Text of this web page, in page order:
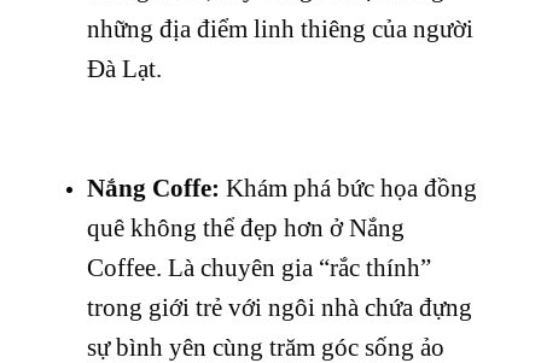
những địa điểm linh thiêng của người
Đà Lạt.
Nắng Coffe:Khám phá bức họa đồng
quê không thể đẹp hơn ở Nắng
Coffee. Là chuyên gia “rắc thính”
trong giới trẻ với ngôi nhà chứa đựng
sự bình yên cùng trăm góc sống ảo